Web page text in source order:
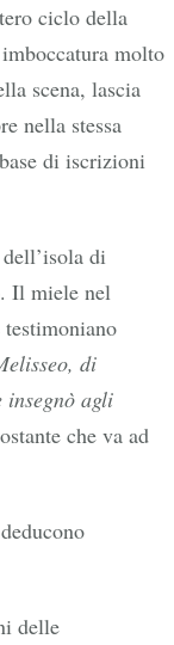
ciclo della
molto
scena, lascia
nella stessa
di iscrizioni
di
Il miele nel
testimoniano
di
agli
che va ad
delle